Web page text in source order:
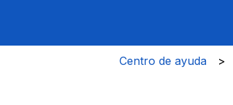
Centro de ayuda